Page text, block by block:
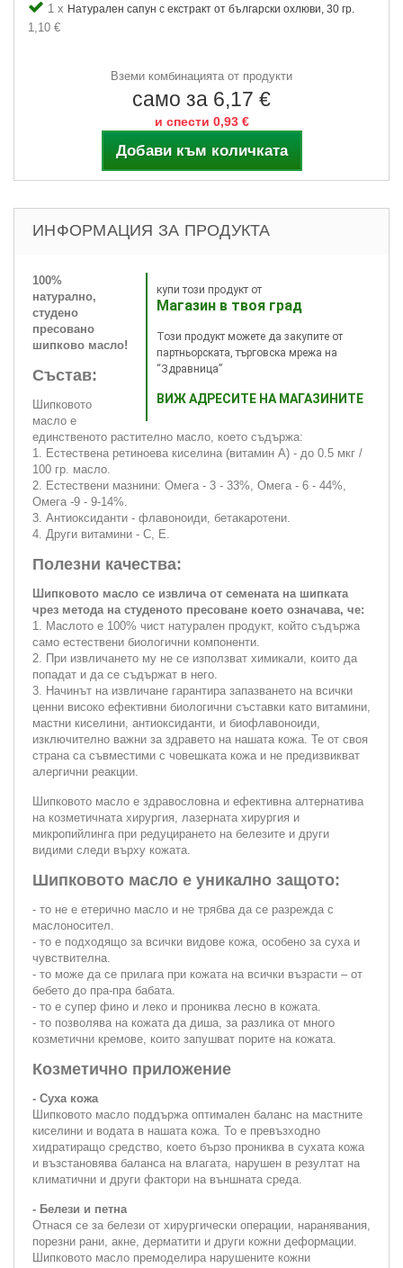
1 x Натурален сапун с екстракт от български охлюви, 30 гр.
1,10 €
Вземи комбинацията от продукти
само за 6,17 €
и спести 0,93 €
Добави към количката
ИНФОРМАЦИЯ ЗА ПРОДУКТА
купи този продукт от
Магазин в твоя град
Този продукт можете да закупите от
партньорската, търговска мрежа на
“Здравница”
ВИЖ АДРЕСИТЕ НА МАГАЗИНИТЕ
100%
натурално,
студено
пресовано
шипково масло!
Състав:
Шипковото
масло е
единственото растително масло, което съдържа:
1. Естествена ретиноева киселина (витамин А) - до 0.5 мкг /
100 гр. масло.
2. Естествени мазнини: Омега - 3 - 33%, Омега - 6 - 44%,
Омега -9 - 9-14%.
3. Антиоксиданти - флавоноиди, бетакаротени.
4. Други витамини - С, Е.
Полезни качества:
Шипковото масло се извлича от семената на шипката
чрез метода на студеното пресоване което означава, че:
1. Маслото е 100% чист натурален продукт, който съдържа
само естествени биологични компоненти.
2. При извличането му не се използват химикали, които да
попадат и да се съдържат в него.
3. Начинът на извличане гарантира запазването на всички
ценни високо ефективни биологични съставки като витамини,
мастни киселини, антиоксиданти, и биофлавоноиди,
изключително важни за здравето на нашата кожа. Те от своя
страна са съвместими с човешката кожа и не предизвикват
алергични реакции.
Шипковото масло е здравословна и ефективна алтернатива
на козметичната хирургия, лазерната хирургия и
микропийлинга при редуцирането на белезите и други
видими следи върху кожата.
Шипковото масло е уникално защото:
- то не е етерично масло и не трябва да се разрежда с
маслоносител.
- то е подходящо за всички видове кожа, особено за суха и
чувствителна.
- то може да се прилага при кожата на всички възрасти – от
бебето до пра-пра бабата.
- то е супер фино и леко и прониква лесно в кожата.
- то позволява на кожата да диша, за разлика от много
козметични кремове, които запушват порите на кожата.
Козметично приложение
- Суха кожа
Шипковото масло поддържа оптимален баланс на мастните
киселини и водата в нашата кожа. То е превъзходно
хидратиращо средство, което бързо прониква в сухата кожа
и възстановява баланса на влагата, нарушен в резултат на
климатични и други фактори на външната среда.
- Белези и петна
Отнася се за белези от хирургически операции, наранявания,
порезни рани, акне, дерматити и други кожни деформации.
Шипковото масло премоделира нарушените кожни